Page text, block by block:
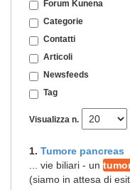
Forum Kunena
Categorie
Contatti
Articoli
Newsfeeds
Tag
Visualizza n.
1. Tumore pancreas
... vie biliari - un
(siamo in attesa di